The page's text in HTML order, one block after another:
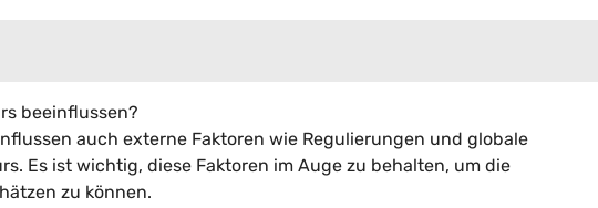
beeinflussen?
auch externe Faktoren wie Regulierungen und globale
Es ist wichtig, diese Faktoren im Auge zu behalten, um die
zu können.